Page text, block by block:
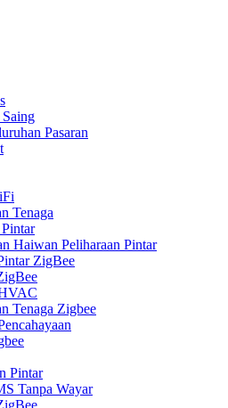
Pasaran
Tenaga
Haiwan Peliharaan Pintar
ZigBee
Tenaga Zigbee
Pintar
Tanpa Wayar